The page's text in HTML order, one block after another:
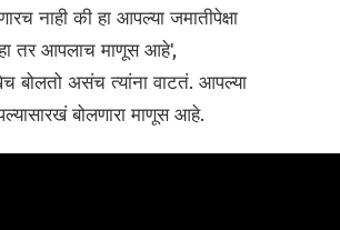
नाही की हा आपल्या जमातीपेक्षा
तर आपलाच माणूस आहे',
बोलतो असंच त्यांना वाटतं. आपल्या
बोलणारा माणूस आहे.